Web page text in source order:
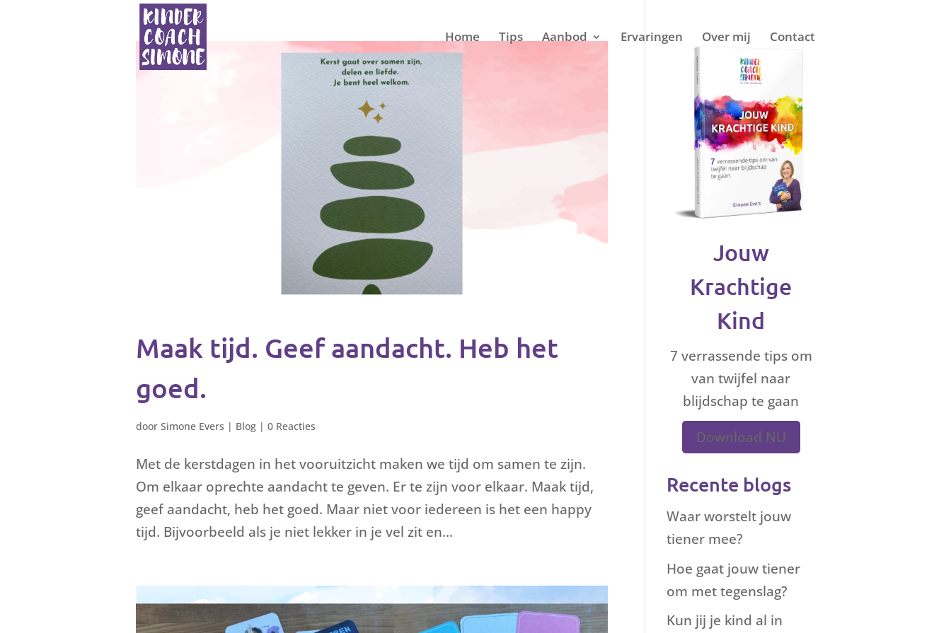
Home Tips Aanbod Ervaringen Over mij Contact
Maak tijd. Geef aandacht. Heb het
goed.
door Simone Evers | Blog | 0 Reacties
Met de kerstdagen in het vooruitzicht maken we tijd om samen te zijn.
Om elkaar oprechte aandacht te geven. Er te zijn voor elkaar. Maak tijd,
geef aandacht, heb het goed. Maar niet voor iedereen is het een happy
tijd. Bijvoorbeeld als je niet lekker in je vel zit en...
Jouw
Krachtige
Kind
7 verrassende tips om
van twijfel naar
blijdschap te gaan
Download NU
Recente blogs
Waar worstelt jouw
tiener mee?
Hoe gaat jouw tiener
om met tegenslag?
Kun jij je kind al in